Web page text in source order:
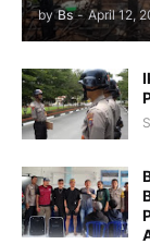
by Bs - April 12,